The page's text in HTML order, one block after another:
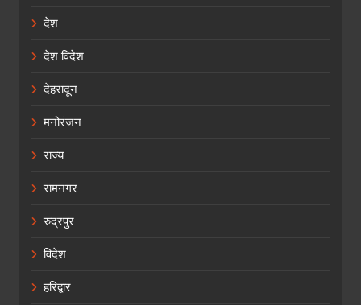
देश
देश विदेश
देहरादून
मनोरंजन
राज्य
रामनगर
रुद्रपुर
विदेश
हरिद्वार